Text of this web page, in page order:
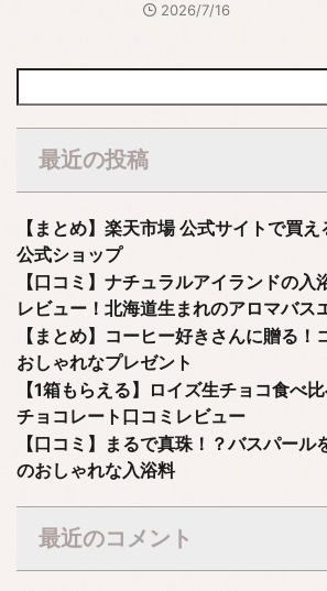
2026/7/16
最近の投稿
【まとめ】楽天市場 公式サイトで買え
公式ショップ
【口コミ】ナチュラルアイランドの入
レビュー！北海道生まれのアロマバス
【まとめ】コーヒー好きさんに贈る
おしゃれなプレゼント
【1箱もらえる】ロイズ生チョコ食べ
チョコレート口コミレビュー
【口コミ】まるで真珠！？バスパー
のおしゃれな入浴料
最近のコメント